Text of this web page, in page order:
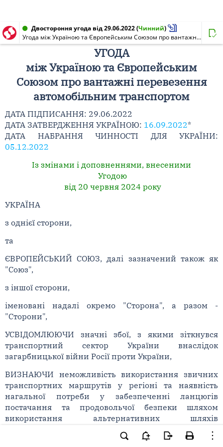
Двостороння угода від 29.06.2022(Чинний)
Угода між Україною та Європейським Союзом про вантажні перевезення автомобільним транспортом